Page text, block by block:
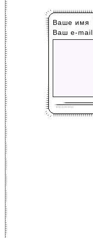
Ваше имя
Ваш е-mail